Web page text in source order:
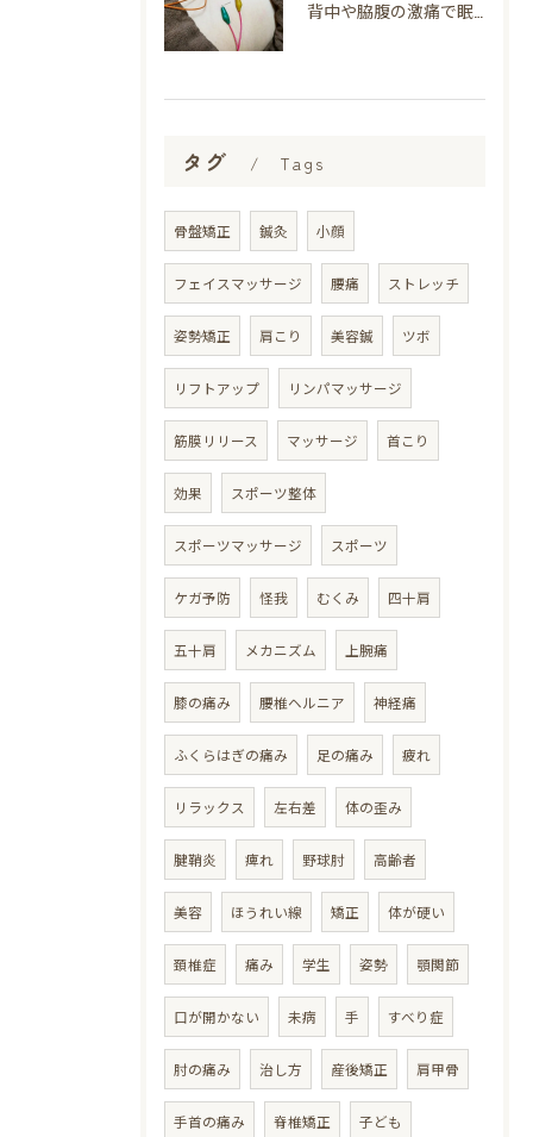
タグ Tags
骨盤矯正 鍼灸 小顔
フェイスマッサージ 腰痛 ストレッチ
姿勢矯正 肩こり 美容鍼 ツボ
リフトアップ リンパマッサージ
筋膜リリース マッサージ 首こり
効果 スポーツ整体
スポーツマッサージ スポーツ
ケガ予防 怪我 むくみ 四十肩
五十肩 メカニズム 上腕痛
膝の痛み 腰椎ヘルニア 神経痛
ふくらはぎの痛み 足の痛み 疲れ
リラックス 左右差 体の歪み
腱鞘炎 痺れ 野球肘 高齢者
美容 ほうれい線 矯正 体が硬い
頚椎症 痛み 学生 姿勢 顎関節
口が開かない 未病 手 すべり症
肘の痛み 治し方 産後矯正 肩甲骨
手首の痛み 脊椎矯正 子ども